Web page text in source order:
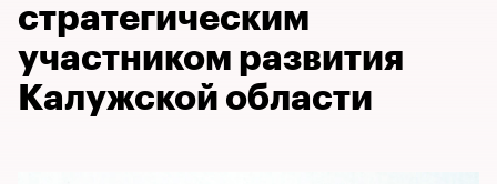
стратегическим
участником развития
Калужской области